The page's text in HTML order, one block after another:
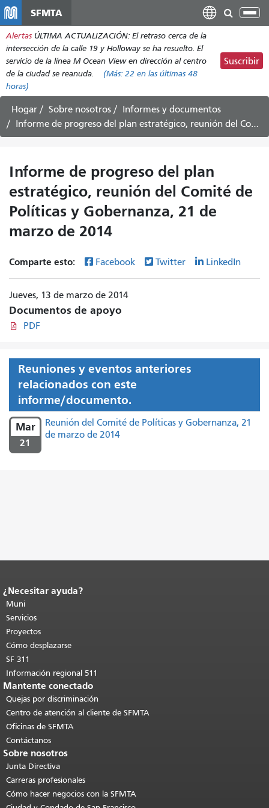
contenido
principal
SFMTA
Alertas ÚLTIMA ACTUALIZACIÓN: El retraso cerca de la
intersección de la calle 19 y Holloway se ha resuelto. El
servicio de la línea M Ocean View en dirección al centro
de la ciudad se reanuda.
(Más: 22 en las últimas 48
horas)
Suscribir
Hogar Sobre nosotros
Informes y documentos
Informe de progreso del plan estratégico, reunión del Comité de Políticas y Gobernanza, 21 de marzo de 2014
Informe de progreso del plan
estratégico, reunión del Comité de
Políticas y Gobernanza, 21 de
marzo de 2014
Comparte esto: Facebook Twitter LinkedIn
Jueves, 13 de marzo de 2014
Documentos de apoyo
PDF
Reuniones y eventos anteriores
relacionados con este
informe/documento.
Mar
21
Reunión del Comité de Políticas y Gobernanza, 21
de marzo de 2014
Fin del contenido de la página.
de esta página se repite en todas las
páginas.Volver al principio del
contenido principal
¿Necesitar ayuda?
Muni
Servicios
Proyectos
Cómo desplazarse
SF 311
Información regional 511
Mantente conectado
Quejas por discriminación
Centro de atención al cliente de SFMTA
Oficinas de SFMTA
Contáctanos
Sobre nosotros
Junta Directiva
Carreras profesionales
Cómo hacer negocios con la SFMTA